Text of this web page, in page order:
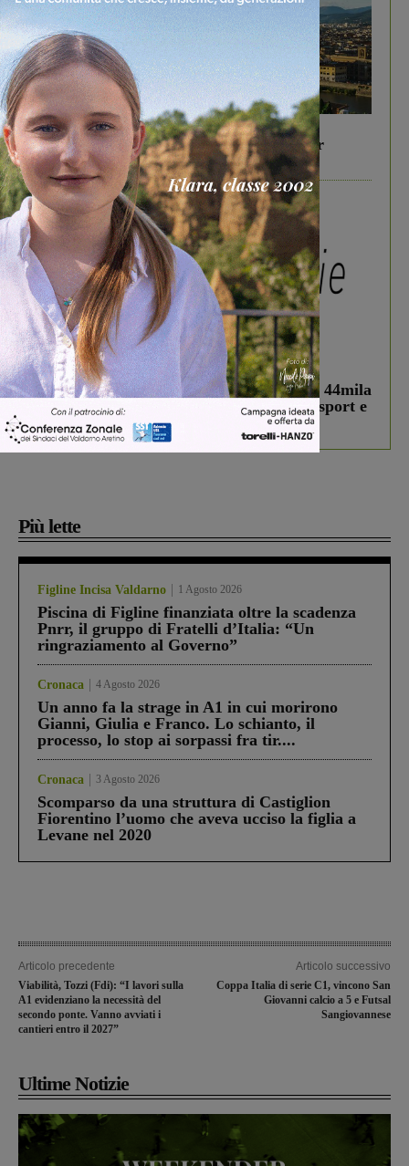
In vetrina 6 Agosto 2026
Gita di famiglia a Firenze: 5 idee per far
divertire i tuoi figli
In vetrina 3 Agosto 2026
Estra Notizie agosto: Smart Cities, oltre 44mila
studenti coinvolti, torna il bando per lo sport e
debutta il podcast Estrair
Più lette
Figline Incisa Valdarno 1 Agosto 2026
Piscina di Figline finanziata oltre la scadenza
Pnrr, il gruppo di Fratelli d’Italia: “Un
ringraziamento al Governo”
Cronaca 4 Agosto 2026
Un anno fa la strage in A1 in cui morirono
Gianni, Giulia e Franco. Lo schianto, il
processo, lo stop ai sorpassi fra tir....
Cronaca 3 Agosto 2026
Scomparso da una struttura di Castiglion
Fiorentino l’uomo che aveva ucciso la figlia a
Levane nel 2020
Articolo precedente
Viabilità, Tozzi (Fdi): “I lavori sulla
A1 evidenziano la necessità del
secondo ponte. Vanno avviati i
cantieri entro il 2027”
Articolo successivo
Coppa Italia di serie C1, vincono San
Giovanni calcio a 5 e Futsal
Sangiovannese
Ultime Notizie